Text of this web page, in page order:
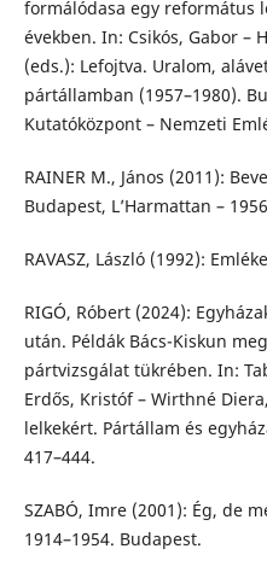
formálódasa egy református
években. In: Csikós, Gabor –
(eds.): Lefojtva. Uralom,
pártállamban (1957–1980).
Kutatóközpont – Nemzeti
RAINER M., János (2011):
Budapest, L’Harmattan –
RAVASZ, László (1992):
RIGÓ, Róbert (2024):
után. Példák Bács-Kiskun
pártvizsgálat tükrében. In:
Erdős, Kristóf – Wirthné
lelkekért. Pártállam és
417–444.
SZABÓ, Imre (2001): Ég, de
1914–1954. Budapest.